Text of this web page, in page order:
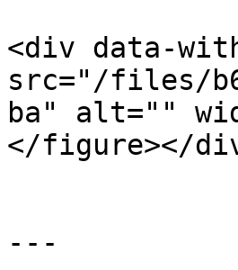
<div data-
src="/files/
ba" alt=""
</figure></
---